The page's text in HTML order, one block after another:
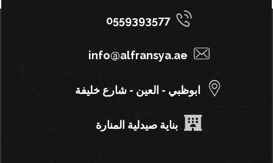
0559393577
info@alfransya.ae
ابوظبي - العين - شارع خليفة
بناية صيدلية المنارة